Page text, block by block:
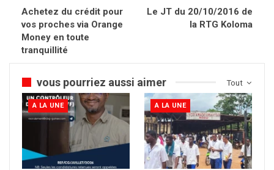
Achetez du crédit pour
vos proches via Orange
Money en toute
tranquillité
Le JT du 20/10/2016 de
la RTG Koloma
Tout
vous pourriez aussi aimer
A LA UNE A LA UNE